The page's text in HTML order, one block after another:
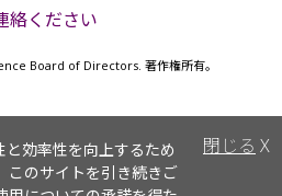
絡ください
Board of Directors. 著作権所有。
閉じる X
効率性を向上するため
このサイトを引き続きご